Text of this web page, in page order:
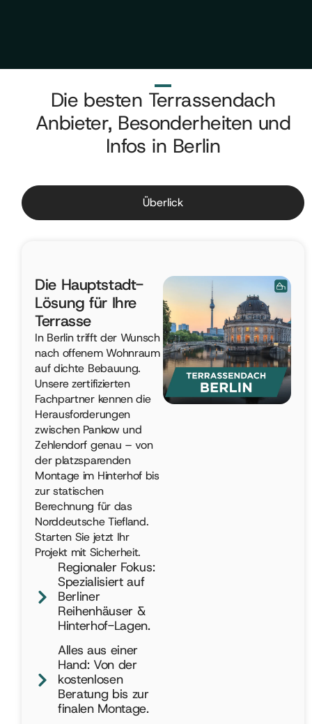
Die besten Terrassendach
Anbieter, Besonderheiten und
Infos in Berlin
Überlick
Die Hauptstadt-
Lösung für Ihre
Terrasse
In Berlin trifft der Wunsch
nach offenem Wohnraum
auf dichte Bebauung.
Unsere zertifizierten
Fachpartner kennen die
Herausforderungen
zwischen Pankow und
Zehlendorf genau – von
der platzsparenden
Montage im Hinterhof bis
zur statischen
Berechnung für das
Norddeutsche Tiefland.
Starten Sie jetzt Ihr
Projekt mit Sicherheit.
Regionaler Fokus:
Spezialisiert auf
Berliner
Reihenhäuser &
Hinterhof-Lagen.
Alles aus einer
Hand: Von der
kostenlosen
Beratung bis zur
finalen Montage.